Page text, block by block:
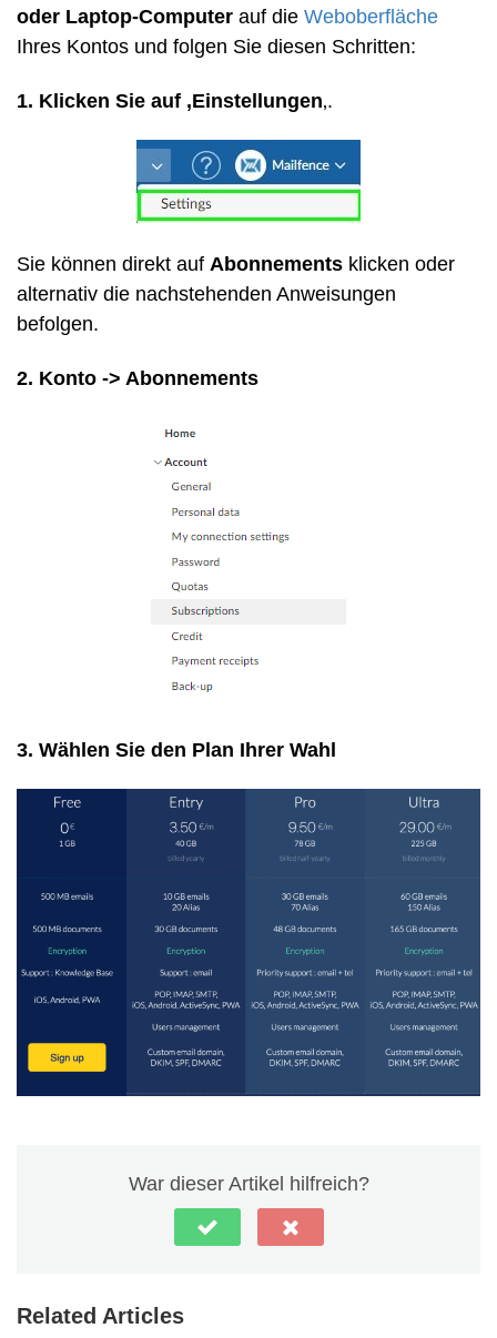
oder Laptop-Computer auf die Weboberfläche
Ihres Kontos und folgen Sie diesen Schritten:
1. Klicken Sie auf ‚Einstellungen‚.
Sie können direkt auf Abonnements klicken oder
alternativ die nachstehenden Anweisungen
befolgen.
2. Konto -> Abonnements
3. Wählen Sie den Plan Ihrer Wahl
War dieser Artikel hilfreich?
Related Articles